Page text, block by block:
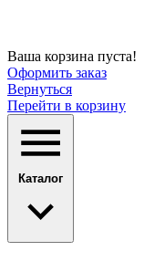
Ваша корзина пуста!
Оформить заказ
Вернуться
Перейти в корзину
Каталог